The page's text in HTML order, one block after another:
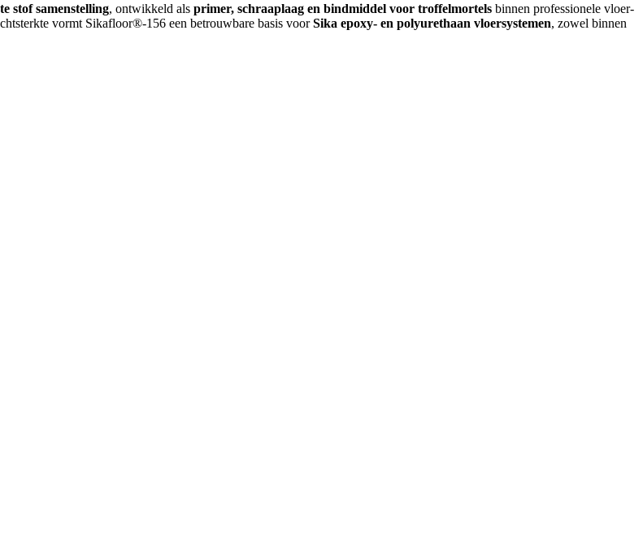
stof samenstelling, ontwikkeld als primer, schraaplaag en bindmiddel voor troffelmortels binnen professionele vloer-
vormt Sikafloor®-156 een betrouwbare basis voorSika epoxy- en polyurethaan vloersystemen, zowel binnen